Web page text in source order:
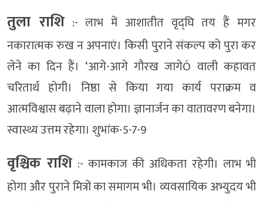
तुला राशि:- लाभ में आशातीत वृद्घि तय हैं मगर
नकारात्मक रुख न अपनाएं। किसी पुराने संकल्प को पुरा कर
लेने का दिन हैं। ‘आगे-आगे गौरख जागेÓ वाली कहावत
चरितार्थ होगी। निष्ठा से किया गया कार्य पराक्रम व
आत्मविश्वास बढ़ाने वाला होगा। ज्ञानार्जन का वातावरण बनेगा।
स्वास्थ्य उत्तम रहेगा। शुभांक-5-7-9
वृश्चिक राशि :- कामकाज की अधिकता रहेगी। लाभ भी
होगा और पुराने मित्रों का समागम भी। व्यवसायिक अभ्युदय भी